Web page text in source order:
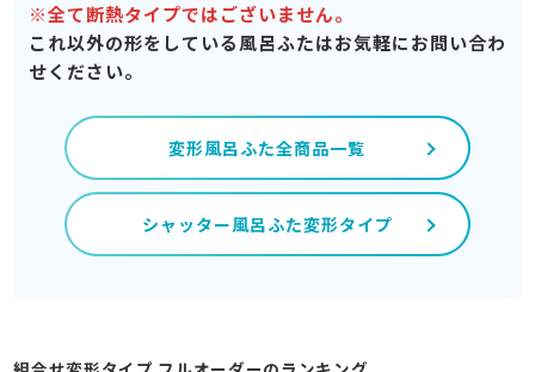
※全て断熱タイプではございません。
これ以外の形をしている風呂ふたはお気軽にお問い合わ
せください。
変形風呂ふた全商品一覧
シャッター風呂ふた変形タイプ